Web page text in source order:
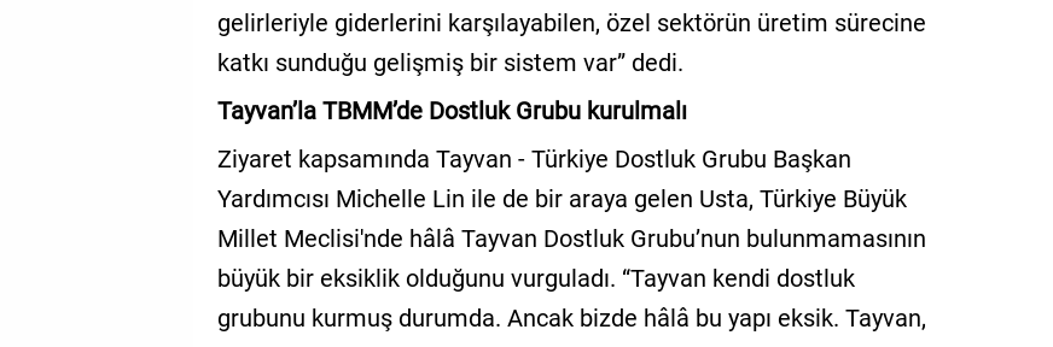
gelirleriyle giderlerini karşılayabilen, özel sektörün üretim sürecine
katkı sunduğu gelişmiş bir sistem var” dedi.
Tayvan’la TBMM’de Dostluk Grubu kurulmalı
Ziyaret kapsamında Tayvan - Türkiye Dostluk Grubu Başkan
Yardımcısı Michelle Lin ile de bir araya gelen Usta, Türkiye Büyük
Millet Meclisi'nde hâlâ Tayvan Dostluk Grubu’nun bulunmamasının
büyük bir eksiklik olduğunu vurguladı. “Tayvan kendi dostluk
grubunu kurmuş durumda. Ancak bizde hâlâ bu yapı eksik. Tayvan,